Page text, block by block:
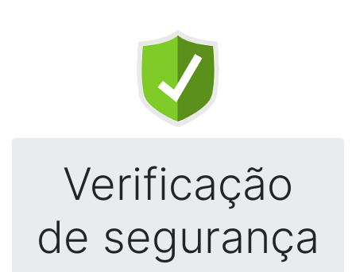
Verificação
de segurança